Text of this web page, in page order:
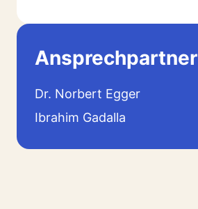
Ansprechpartner
Dr. Norbert Egger
Ibrahim Gadalla